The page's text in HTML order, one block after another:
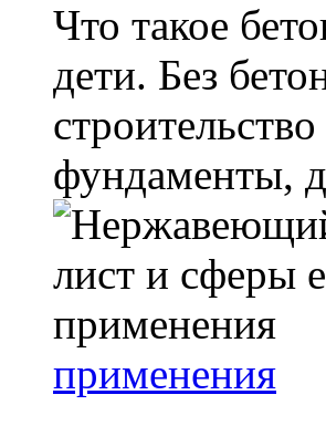
Что такое
дети. Без
фундаменты,
применения